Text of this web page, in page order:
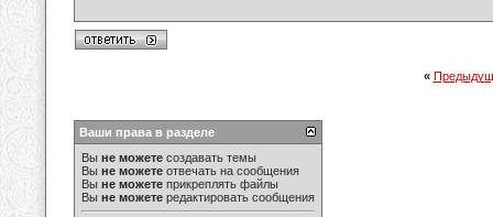
«
Ваши права в разделе
Вы не можете создавать темы
Вы не можете отвечать на сообщения
Вы не можете прикреплять файлы
Вы не можете редактировать сообщения